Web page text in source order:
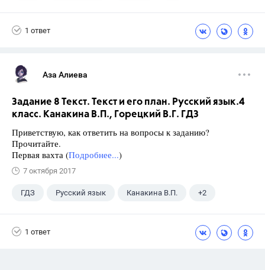
1 ответ
Аза Алиева
Задание 8 Текст. Текст и его план. Русский язык.4
класс. Канакина В.П., Горецкий В.Г. ГДЗ
Приветствую, как ответить на вопросы к заданию?
Прочитайте.
Первая вахта (Подробнее...)
7 октября 2017
ГДЗ Русский язык Канакина В.П. +2
1 ответ